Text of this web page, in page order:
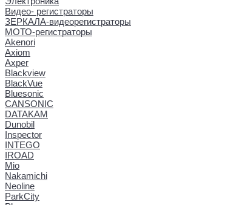
Видео- регистраторы
ЗЕРКАЛА-видеорегистраторы
МОТО-регистраторы
Akenori
Axiom
Axper
Blackview
BlackVue
Bluesonic
CANSONIC
DATAKAM
Dunobil
Inspector
INTEGO
IROAD
Mio
Nakamichi
Neoline
ParkCity